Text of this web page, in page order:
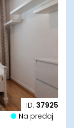
ID: 37925
Na predaj